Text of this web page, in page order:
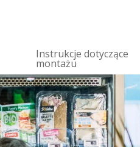
Instrukcje dotyczące
montażu